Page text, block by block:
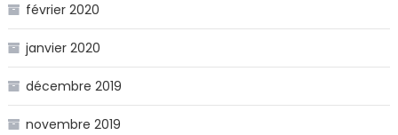
février 2020
janvier 2020
décembre 2019
novembre 2019